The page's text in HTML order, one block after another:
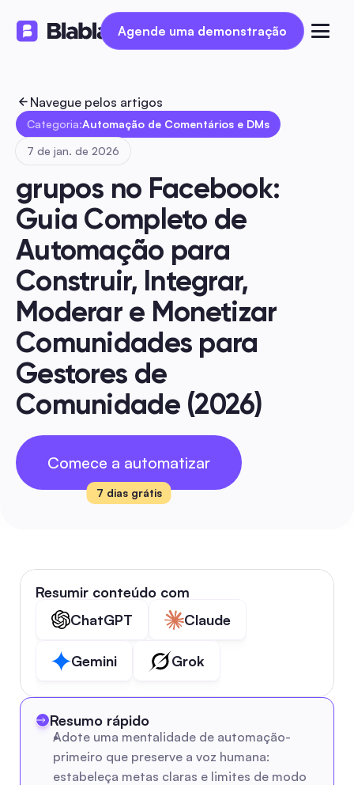
Agende uma demonstração
Agende uma demonstração
Navegue pelos artigos
Categoria:Automação de Comentários e DMs
7 de jan. de 2026
grupos no Facebook:
Guia Completo de
Automação para
Construir, Integrar,
Moderar e Monetizar
Comunidades para
Gestores de
Comunidade (2026)
Comece a automatizar
7 dias grátis
Resumir conteúdo com
ChatGPT
Claude
Gemini Grok
Resumo rápido
Adote uma mentalidade de automação-
primeiro que preserve a voz humana:
estabeleça metas claras e limites de modo